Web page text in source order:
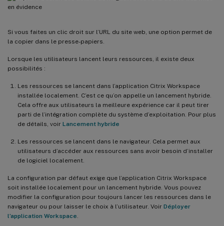
Si vous faites un clic droit sur l’URL du site web, une option permet de
la copier dans le presse-papiers.
Lorsque les utilisateurs lancent leurs ressources, il existe deux
possibilités :
Les ressources se lancent dans l’application Citrix Workspace
installée localement. C’est ce qu’on appelle un lancement hybride.
Cela offre aux utilisateurs la meilleure expérience car il peut tirer
parti de l’intégration complète du système d’exploitation. Pour plus
de détails, voir Lancement hybride
Les ressources se lancent dans le navigateur. Cela permet aux
utilisateurs d’accéder aux ressources sans avoir besoin d’installer
de logiciel localement.
La configuration par défaut exige que l’application Citrix Workspace
soit installée localement pour un lancement hybride. Vous pouvez
modifier la configuration pour toujours lancer les ressources dans le
navigateur ou pour laisser le choix à l’utilisateur. Voir Déployer
l’application Workspace